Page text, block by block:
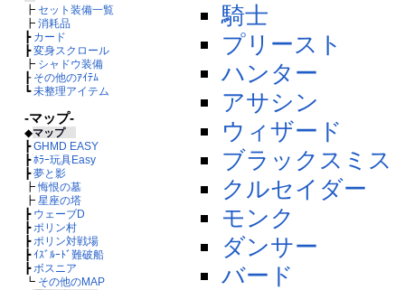
┣ セット装備一覧
┣ 消耗品
┣ カード
┣変身スクロール
┣ シャドウ装備
┠ その他のｱｲﾃﾑ
┗未整理アイテム
-マップ-
◆マップ
┣GHMD EASY
┣ﾎﾗｰ玩具Easy
┣夢と影
┣ 悔恨の墓
┣ 星座の塔
┣ ウェーブD
┣ ポリン村
┣ ポリン対戦場
┣ｲｽﾞﾙｰﾄﾞ難破船
┣ ボスニア
┗ その他のMAP
騎士
プリースト
ハンター
アサシン
ウィザード
ブラックスミス
クルセイダー
モンク
ダンサー
バード